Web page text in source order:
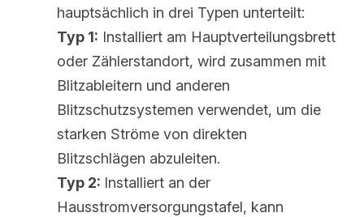
hauptsächlich in drei Typen unterteilt:
Typ 1: Installiert am Hauptverteilungsbrett
oder Zählerstandort, wird zusammen mit
Blitzableitern und anderen
Blitzschutzsystemen verwendet, um die
starken Ströme von direkten
Blitzschlägen abzuleiten.
Typ 2: Installiert an der
Hausstromversorgungstafel, kann